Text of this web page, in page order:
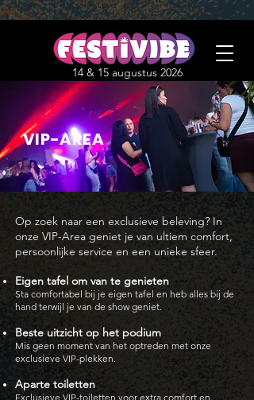
14 & 15 augustus 2026
VIP-AREA
Op zoek naar een exclusieve beleving? In
onze VIP-Area geniet je van ultiem comfort,
persoonlijke service en een unieke sfeer.
Eigen tafel om van te genieten
Sta comfortabel bij je eigen tafel en heb alles bij de
hand terwijl je van de show geniet.
Beste uitzicht op het podium
Mis geen moment van het optreden met onze
exclusieve VIP-plekken.
Aparte toiletten
Exclusieve VIP-toiletten voor extra comfort en